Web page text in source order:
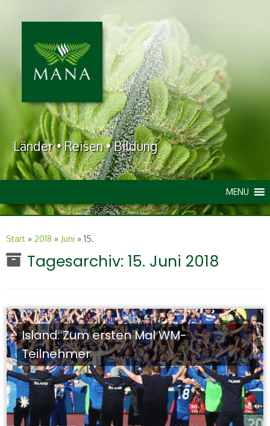
Länder • Reisen • Bildung
MENU
Start » 2018 » Juni » 15.
Tagesarchiv: 15. Juni 2018
Island: Zum ersten Mal WM-
Teilnehmer